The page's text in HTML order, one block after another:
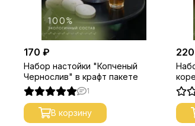
170 ₽
Набор настойки "Копченый
Чернослив" в крафт пакете
1
В корзину